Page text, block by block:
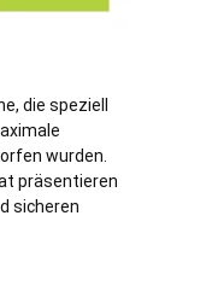
die speziell
wurden.
präsentieren
sicheren